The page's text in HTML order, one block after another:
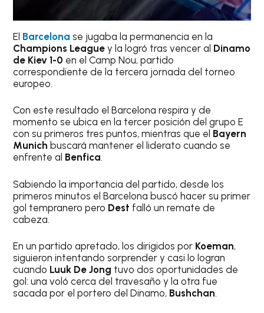
El Barcelona se jugaba la permanencia en la
Champions League y la logró tras vencer al Dinamo
de Kiev 1-0 en el Camp Nou, partido
correspondiente de la tercera jornada del torneo
europeo.
Con este resultado el Barcelona respira y de
momento se ubica en la tercer posición del grupo E
con su primeros tres puntos, mientras que el Bayern
Munich buscará mantener el liderato cuando se
enfrente al Benfica.
Sabiendo la importancia del partido, desde los
primeros minutos el Barcelona buscó hacer su primer
gol tempranero pero Dest falló un remate de
cabeza.
En un partido apretado, los dirigidos por Koeman,
siguieron intentando sorprender y casi lo logran
cuando Luuk De Jong tuvo dos oportunidades de
gol: una voló cerca del travesaño y la otra fue
sacada por el portero del Dinamo, Bushchan.